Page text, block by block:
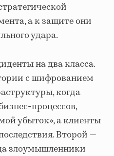
а к защите они
удара.
на два класса.
с шифрованием
когда
убыток», а клиенты
Второй —
злоумышленники